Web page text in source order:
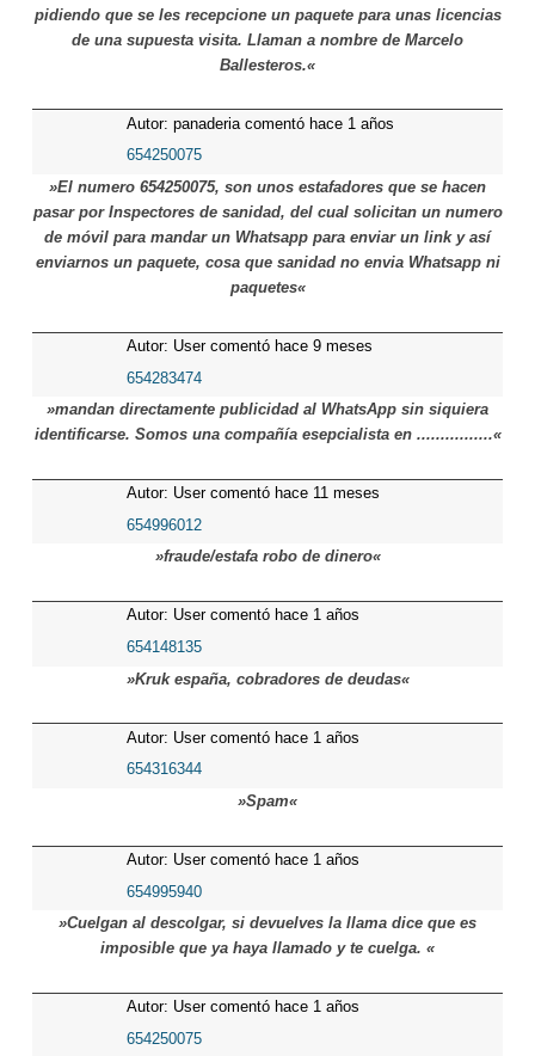
pidiendo que se les recepcione un paquete para unas licencias
de una supuesta visita. Llaman a nombre de Marcelo
Ballesteros.«
Autor: panaderia comentó hace 1 años
654250075
»El numero 654250075, son unos estafadores que se hacen
pasar por Inspectores de sanidad, del cual solicitan un numero
de móvil para mandar un Whatsapp para enviar un link y así
enviarnos un paquete, cosa que sanidad no envia Whatsapp ni
paquetes«
Autor: User comentó hace 9 meses
654283474
»mandan directamente publicidad al WhatsApp sin siquiera
identificarse. Somos una compañía esepcialista en ................«
Autor: User comentó hace 11 meses
654996012
»fraude/estafa robo de dinero«
Autor: User comentó hace 1 años
654148135
»Kruk españa, cobradores de deudas«
Autor: User comentó hace 1 años
654316344
»Spam«
Autor: User comentó hace 1 años
654995940
»Cuelgan al descolgar, si devuelves la llama dice que es
imposible que ya haya llamado y te cuelga. «
Autor: User comentó hace 1 años
654250075